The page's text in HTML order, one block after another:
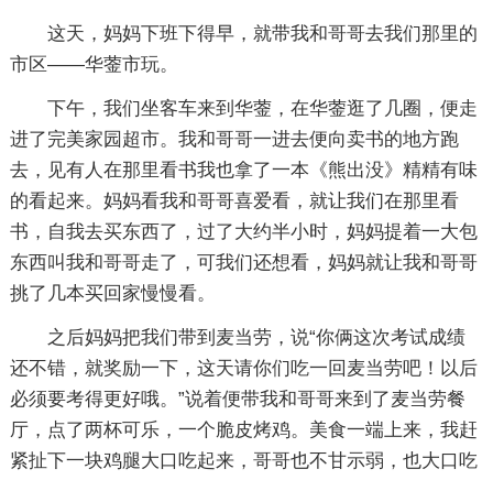
这天，妈妈下班下得早，就带我和哥哥去我们那里的
市区——华蓥市玩。
下午，我们坐客车来到华蓥，在华蓥逛了几圈，便走
进了完美家园超市。我和哥哥一进去便向卖书的地方跑
去，见有人在那里看书我也拿了一本《熊出没》精精有味
的看起来。妈妈看我和哥哥喜爱看，就让我们在那里看
书，自我去买东西了，过了大约半小时，妈妈提着一大包
东西叫我和哥哥走了，可我们还想看，妈妈就让我和哥哥
挑了几本买回家慢慢看。
之后妈妈把我们带到麦当劳，说“你俩这次考试成绩
还不错，就奖励一下，这天请你们吃一回麦当劳吧！以后
必须要考得更好哦。”说着便带我和哥哥来到了麦当劳餐
厅，点了两杯可乐，一个脆皮烤鸡。美食一端上来，我赶
紧扯下一块鸡腿大口吃起来，哥哥也不甘示弱，也大口吃